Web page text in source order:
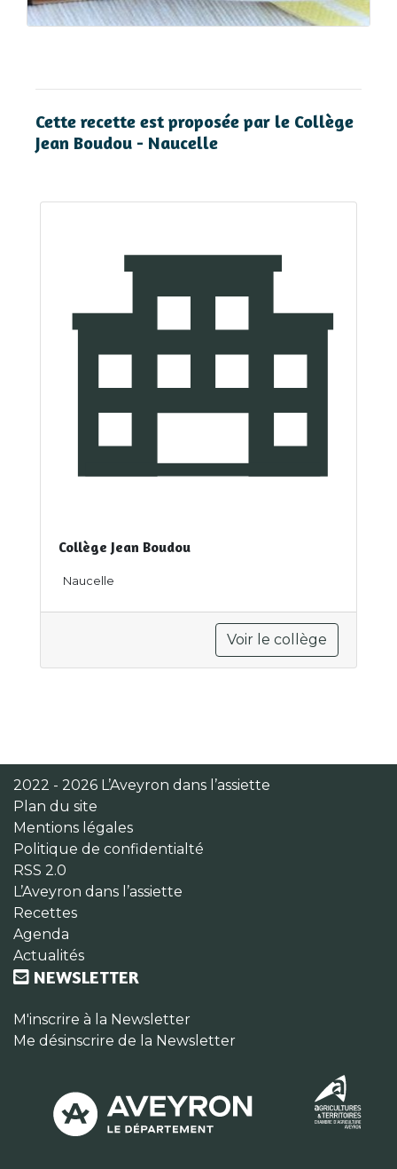
Cette recette est proposée par le Collège
Jean Boudou - Naucelle
Collège Jean Boudou
Naucelle
Voir le collège
2022 - 2026 L’Aveyron dans l’assiette
Plan du site
Mentions légales
Politique de confidentialté
RSS 2.0
L’Aveyron dans l’assiette
Recettes
Agenda
Actualités
NEWSLETTER
M'inscrire à la Newsletter
Me désinscrire de la Newsletter